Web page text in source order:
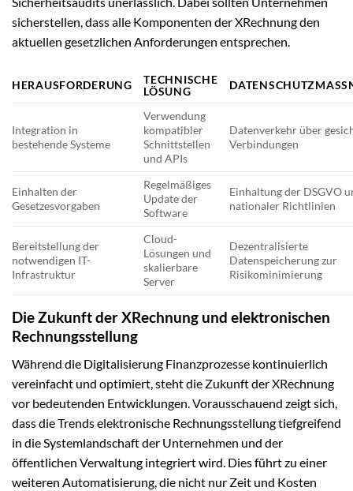
sicherstellen, dass alle Komponenten der XRechnung den
aktuellen gesetzlichen Anforderungen entsprechen.
HERAUSFORDERUNG
TECHNISCHE
LÖSUNG
Integration in
bestehende Systeme
Verwendung
kompatibler
Schnittstellen
und APIs
Datenverkehr über
Verbindungen
Einhalten der
Gesetzesvorgaben
Regelmäßiges
Update der
Software
Einhaltung der DSGVO
nationaler Richtlinien
Bereitstellung der
notwendigen IT-
Infrastruktur
Cloud-
Lösungen und
skalierbare
Server
Dezentralisierte
Datenspeicherung zur
Risikominimierung
Die Zukunft der XRechnung und elektronischen
Rechnungsstellung
Während die Digitalisierung Finanzprozesse kontinuierlich
vereinfacht und optimiert, steht die Zukunft der XRechnung
vor bedeutenden Entwicklungen. Vorausschauend zeigt sich,
dass die Trends elektronische Rechnungsstellung tiefgreifend
in die Systemlandschaft der Unternehmen und der
öffentlichen Verwaltung integriert wird. Dies führt zu einer
weiteren Automatisierung, die nicht nur Zeit und Kosten